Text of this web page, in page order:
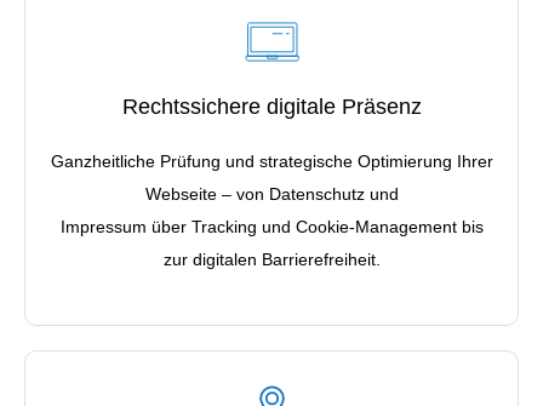
Rechtssichere digitale Präsenz
Ganzheitliche Prüfung und strategische Optimierung Ihrer
Webseite – von Datenschutz und
Impressum über Tracking und Cookie-Management bis
zur digitalen Barrierefreiheit.